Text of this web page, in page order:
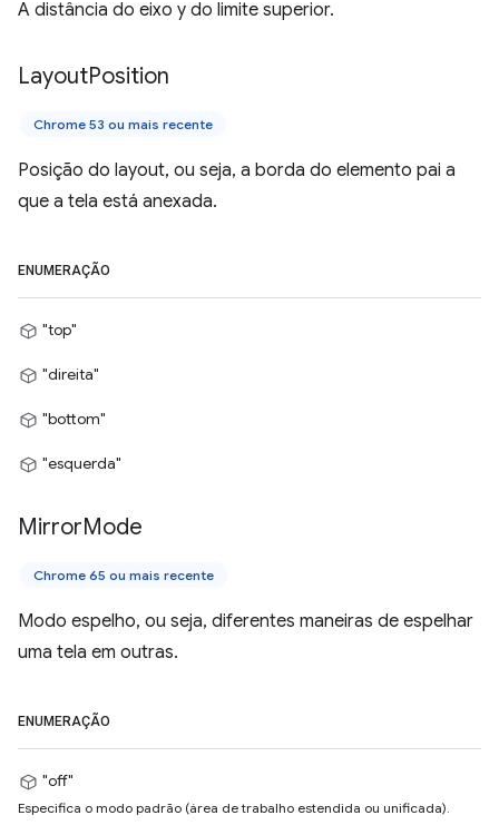
A distância do eixo y do limite superior.
LayoutPosition
Chrome 53 ou mais recente
Posição do layout, ou seja, a borda do elemento pai a
que a tela está anexada.
ENUMERAÇÃO
"top"
"direita"
"bottom"
"esquerda"
MirrorMode
Chrome 65 ou mais recente
Modo espelho, ou seja, diferentes maneiras de espelhar
uma tela em outras.
ENUMERAÇÃO
"off"
Especifica o modo padrão (área de trabalho estendida ou unificada).